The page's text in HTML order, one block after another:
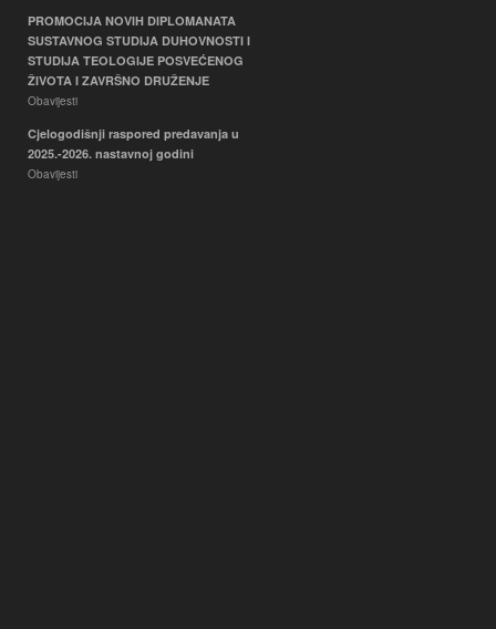
PROMOCIJA NOVIH DIPLOMANATA
SUSTAVNOG STUDIJA DUHOVNOSTI I
STUDIJA TEOLOGIJE POSVEĆENOG
ŽIVOTA I ZAVRŠNO DRUŽENJE
Obavijesti
Cjelogodišnji raspored predavanja u
2025.-2026. nastavnoj godini
Obavijesti